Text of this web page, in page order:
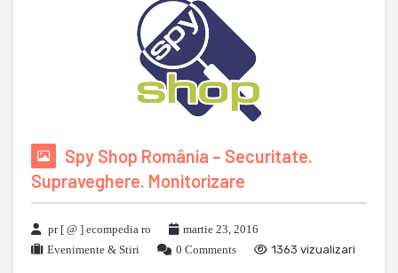
Spy Shop România – Securitate.
Supraveghere. Monitorizare
pr [ @ ] ecompedia ro
martie 23, 2016
Evenimente & Stiri
0 Comments 1363 vizualizari